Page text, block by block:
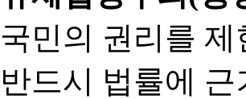
국민의 권리를
반드시 법률에